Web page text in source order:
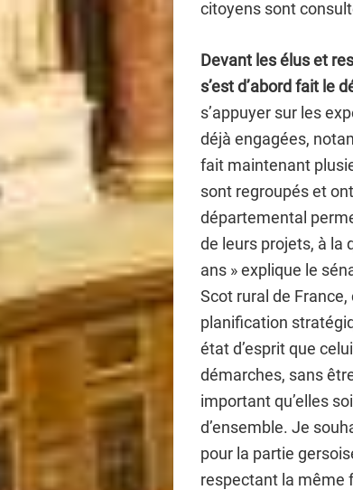
citoyens sont
Devant les élus et
s’est d’abord fait le
s’appuyer sur les
déjà engagées,
fait maintenant
sont regroupés et
départemental
de leurs projets, à la
ans » explique le
Scot rural de
planification
état d’esprit que
démarches, sans
important qu’elles
d’ensemble. Je
pour la partie
respectant la même